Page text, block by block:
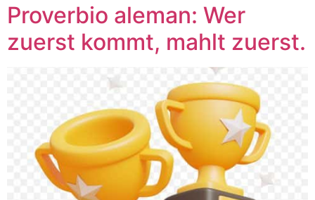
Proverbio aleman: Wer
zuerst kommt, mahlt zuerst.